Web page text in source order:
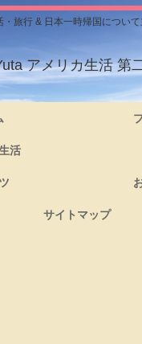
・旅行 & 日本一時帰国につい
アメリカ生活 第
活
サイトマップ